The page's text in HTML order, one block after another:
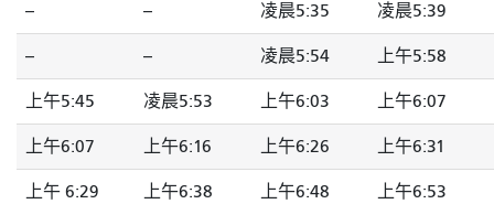
-- -- 凌晨5:35 凌晨5:39
-- -- 凌晨5:54 上午5:58
上午5:45 凌晨5:53 上午6:03 上午6:07
上午6:07 上午6:16 上午6:26 上午6:31
上午 6:29 上午6:38 上午6:48 上午6:53